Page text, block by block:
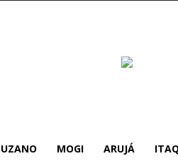
MOGI ARUJÁ